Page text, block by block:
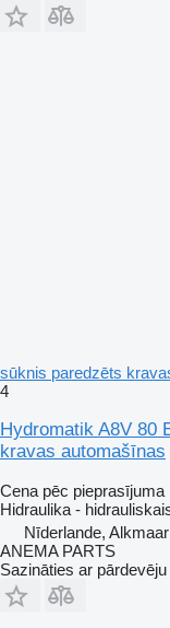
sūknis paredzēts
4
Hydromatik A8V 80
kravas automašīnas
Cena pēc pieprasījuma
Hidraulika -
Nīderlande, Alkmaar
ANEMA PARTS
Sazināties ar pārdevēju